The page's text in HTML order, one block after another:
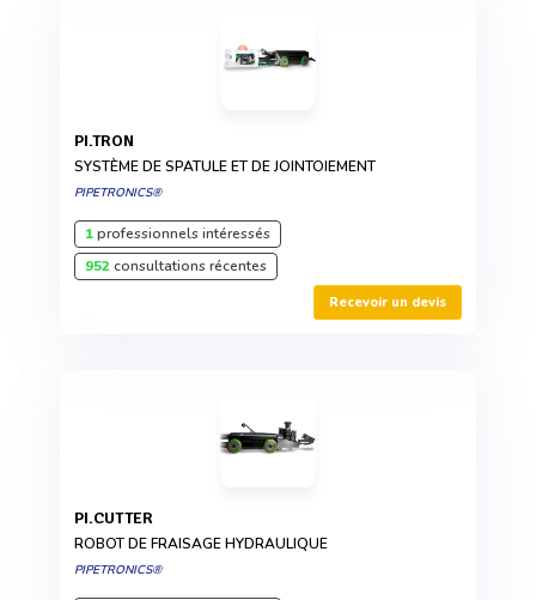
PI.TRON
SYSTÈME DE SPATULE ET DE JOINTOIEMENT
PIPETRONICS®
1professionnels intéressés
952consultations récentes
Recevoir un devis
PI.CUTTER
ROBOT DE FRAISAGE HYDRAULIQUE
PIPETRONICS®